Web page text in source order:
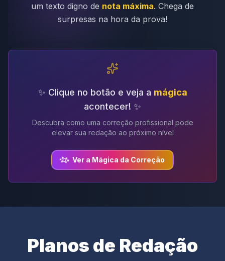
um texto digno de nota máxima. Chega de
surpresas na hora da prova!
✨ Clique no botão e veja a mágica
acontecer! ✨
Descubra como uma correção profissional pode
elevar sua redação ao próximo nível
Ver a Mágica da Correção
Planos de Redação